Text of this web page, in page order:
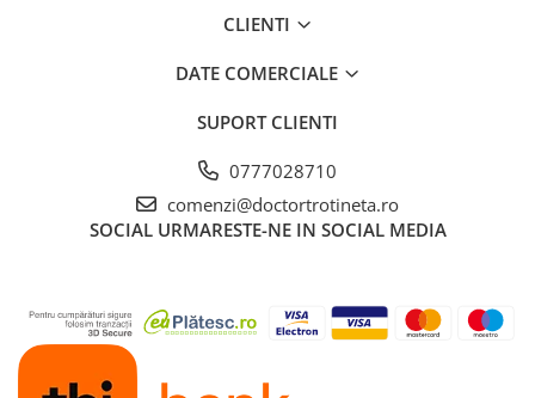
CLIENTI
DATE COMERCIALE
SUPORT CLIENTI
0777028710
comenzi@doctortrotineta.ro
SOCIAL URMARESTE-NE IN SOCIAL MEDIA